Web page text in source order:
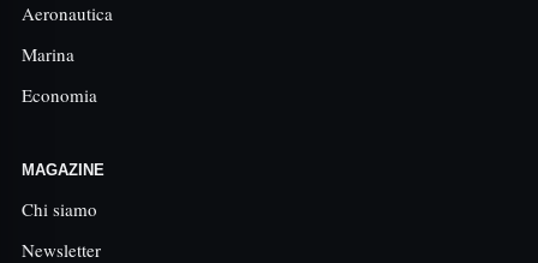
Aeronautica
Marina
Economia
MAGAZINE
Chi siamo
Newsletter